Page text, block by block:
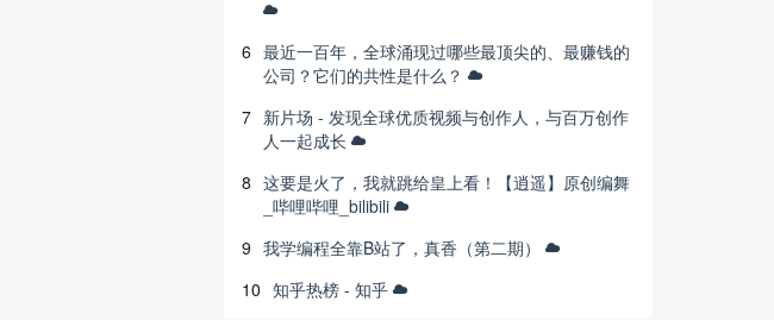
6 最近一百年，全球涌现过哪些最顶尖的、最赚钱的
公司？它们的共性是什么？
7 新片场 - 发现全球优质视频与创作人，与百万创作
人一起成长
8 这要是火了，我就跳给皇上看！【逍遥】原创编舞
_哔哩哔哩_bilibili
9 我学编程全靠B站了，真香（第二期）
10 知乎热榜 - 知乎